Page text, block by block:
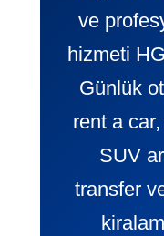
ve
hizmeti
Günlük
rent a
SUV
transfer